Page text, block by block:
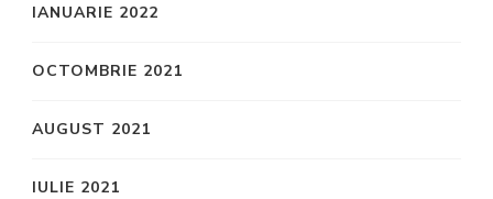
IANUARIE 2022
OCTOMBRIE 2021
AUGUST 2021
IULIE 2021